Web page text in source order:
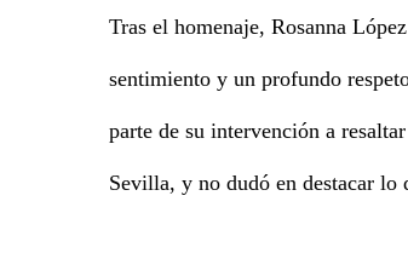
Tras el homenaje, Rosanna
sentimiento y un profundo
parte de su intervención a
Sevilla, y no dudó en destacar lo